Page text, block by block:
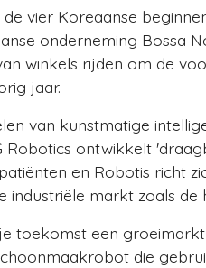
vier Koreaanse
onderneming Bossa
winkels rijden om de
jaar.
van kunstmatige
Robotics ontwikkelt
en Robotis richt
markt zoals de
toekomst een
die